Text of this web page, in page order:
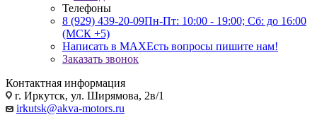
Телефоны
8 (929) 439-20-09Пн-Пт: 10:00 - 19:00; Сб: до 16:00
(МСК +5)
Написать в MAXЕсть вопросы пишите нам!
Заказать звонок
Контактная информация
г. Иркутск, ул. Ширямова, 2в/1
irkutsk@akva-motors.ru